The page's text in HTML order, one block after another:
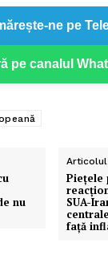
ne pe
pe canalul
nu
Piețele
SUA-
față